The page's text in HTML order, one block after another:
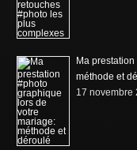
Ma
méthode et
17 novembre